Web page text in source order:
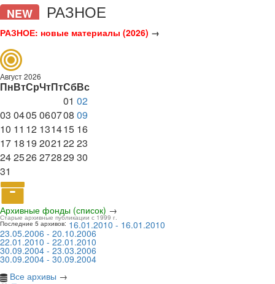
NEW РАЗНОЕ
РАЗНОЕ: новые материалы (2026) →
Август 2026
ПнВтСрЧтПтСбВс
01 02
03 0405060708 09
10 11 12 131415 16
17 1819 2021 2223
242526272829 30
31
Архивные фонды (список) →
Старые архивные публикации с 1999 г.
Последние 5 архивов: 16.01.2010 - 16.01.2010
23.05.2006 - 20.10.2006
22.01.2010 - 22.01.2010
30.09.2004 - 23.03.2006
30.09.2004 - 30.09.2004
Все архивы →